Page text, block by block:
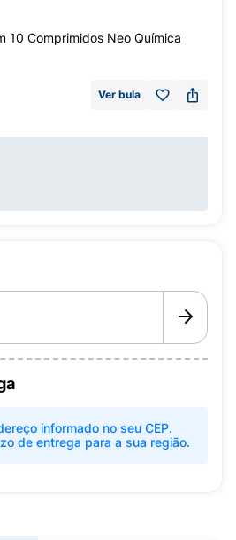
10 Comprimidos Neo Química
Ver bula
informado no seu CEP.
de entrega para a sua região.